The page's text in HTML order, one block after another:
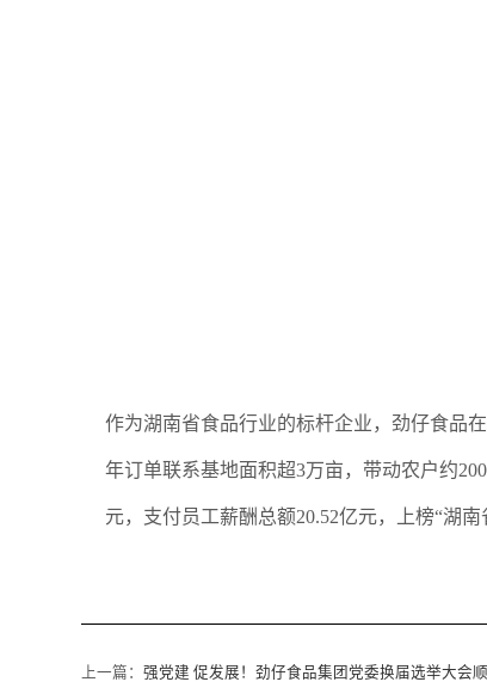
作为湖南省食品行业的标杆企业，劲仔食品
年订单联系基地面积超3万亩，带动农户约
元，支付员工薪酬总额20.52亿元，上榜“湖
上一篇： 强党建 促发展！劲仔食品集团党委换届选举大会